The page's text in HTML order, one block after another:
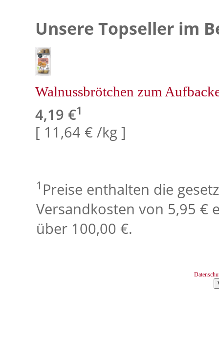
Unsere Topseller im
Walnussbrötchen zum
4,19 €1
[ 11,64 € /kg ]
1 Preise enthalten die
Versandkosten von 5,95 €
über 100,00 €.